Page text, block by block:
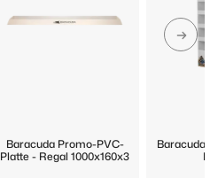
Baracuda Promo-PVC-
Platte - Regal 1000x160x3
Baracuda